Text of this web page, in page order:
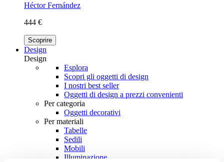
Héctor Fernández
444 €
Scoprire
Design
Design
Esplora
Scopri gli oggetti di design
I nostri best seller
Oggetti di design a prezzi convenienti
Per categoria
Oggetti decorativi
Per materiali
Tabelle
Sedili
Mobili
Illuminazione